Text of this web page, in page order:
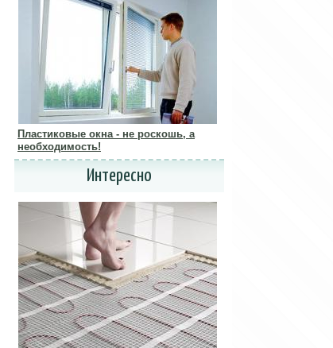
Пластиковые окна - не роскошь, а
необходимость!
Интересно